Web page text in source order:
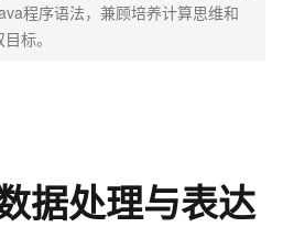
程序语法，兼顾培养计算思维和
标。
据处理与表达